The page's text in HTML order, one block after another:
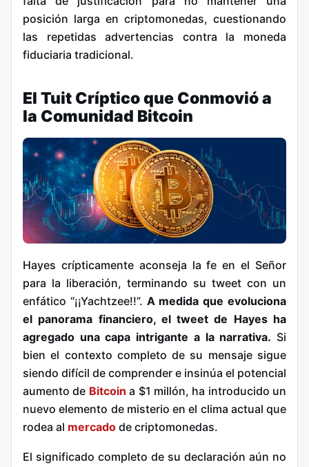
posición larga en criptomonedas, cuestionando
las repetidas advertencias contra la moneda
fiduciaria tradicional.
El Tuit Críptico que Conmovió a
la Comunidad Bitcoin
Hayes crípticamente aconseja la fe en el Señor
para la liberación, terminando su tweet con un
enfático “¡¡Yachtzee!!”. A medida que evoluciona
el panorama financiero, el tweet de Hayes ha
agregado una capa intrigante a la narrativa. Si
bien el contexto completo de su mensaje sigue
siendo difícil de comprender e insinúa el potencial
aumento de Bitcoin a $1 millón, ha introducido un
nuevo elemento de misterio en el clima actual que
rodea al mercado de criptomonedas.
El significado completo de su declaración aún no